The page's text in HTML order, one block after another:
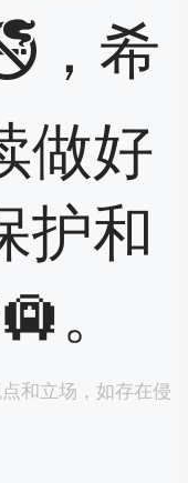
，希
做好
护和
。
和立场，如存在侵